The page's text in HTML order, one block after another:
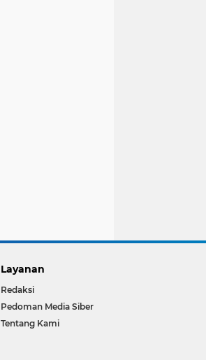
Layanan
Redaksi
Pedoman Media Siber
Tentang Kami